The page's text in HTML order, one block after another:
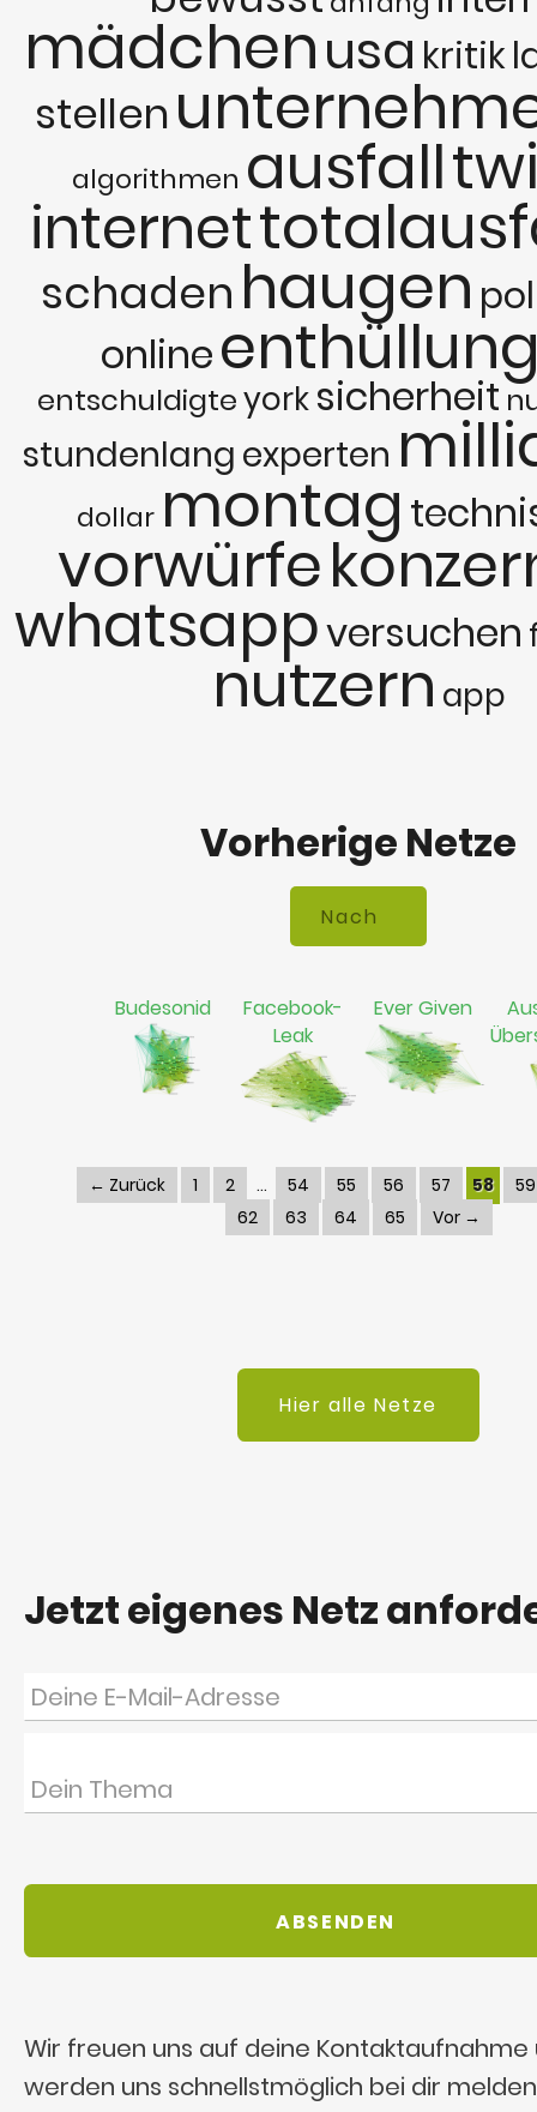
mädchenusa kritik
stellen
algorithmen ausfall
internet
schaden haugen
online
entschuldigteyorksicherheit
stundenlang experten
dollar montag
vorwürfe
whatsappversuchen
nutzern app
Vorherige Netze
Budesonid
Facebook-
Leak
Ever Given
← Zurück 1 2 54 55 56 57 58
59
62
63 64 65 Vor →
Hier alle Netze
Jetzt eigenes Netz
Wir freuen uns auf deine Kontaktaufnahme
werden uns schnellstmöglich bei dir